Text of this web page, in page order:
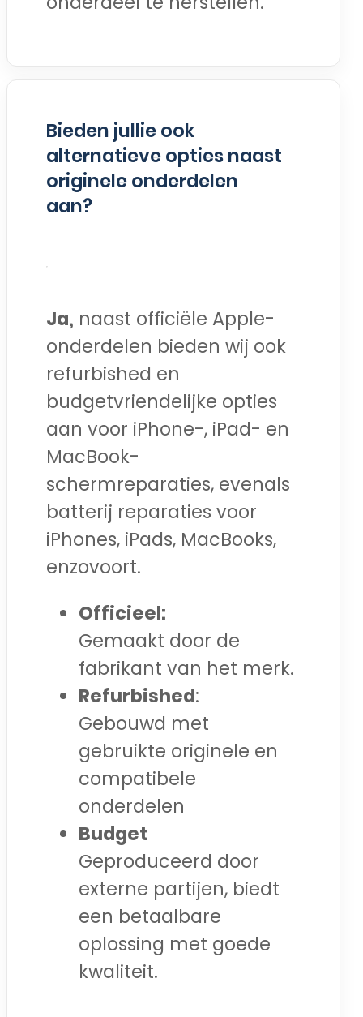
Bieden jullie ook
alternatieve opties naast
originele onderdelen
aan?
Ja, naast officiële Apple-
onderdelen bieden wij ook
refurbished en
budgetvriendelijke opties
aan voor iPhone-, iPad- en
MacBook-
schermreparaties, evenals
batterij reparaties voor
iPhones, iPads, MacBooks,
enzovoort.
Officieel:
Gemaakt door de
fabrikant van het merk.
Refurbished:
Gebouwd met
gebruikte originele en
compatibele
onderdelen
Budget
Geproduceerd door
externe partijen, biedt
een betaalbare
oplossing met goede
kwaliteit.